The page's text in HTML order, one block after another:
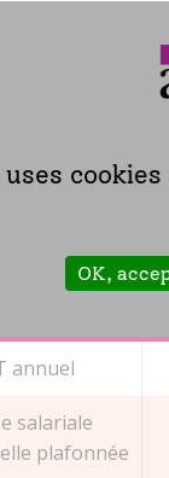
à la date
des
annuel
salariale
plafonnée
OK,